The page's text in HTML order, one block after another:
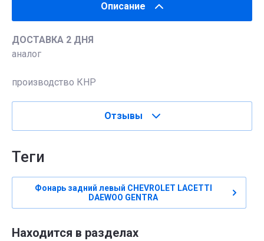
Описание
ДОСТАВКА 2 ДНЯ
аналог
производство КНР
Отзывы
теги
Фонарь задний левый CHEVROLET LACETTI
DAEWOO GENTRA
Находится в разделах